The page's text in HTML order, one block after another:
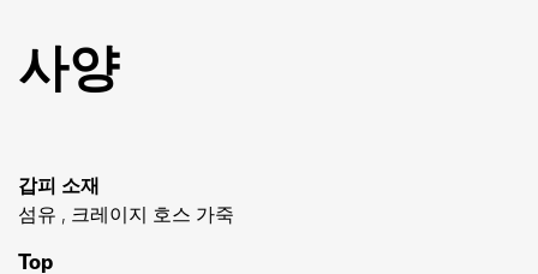
사양
갑피 소재
섬유 , 크레이지 호스 가죽
Top